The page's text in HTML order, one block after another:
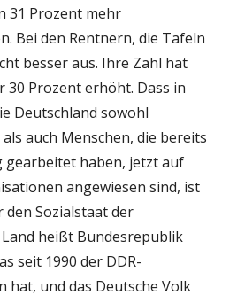
31 Prozent mehr
Bei den Rentnern, die Tafeln
besser aus. Ihre Zahl hat
30 Prozent erhöht. Dass in
Deutschland sowohl
auch Menschen, die bereits
gearbeitet haben, jetzt auf
angewiesen sind, ist
Sozialstaat der
heißt Bundesrepublik
seit 1990 der DDR-
hat, und das Deutsche Volk